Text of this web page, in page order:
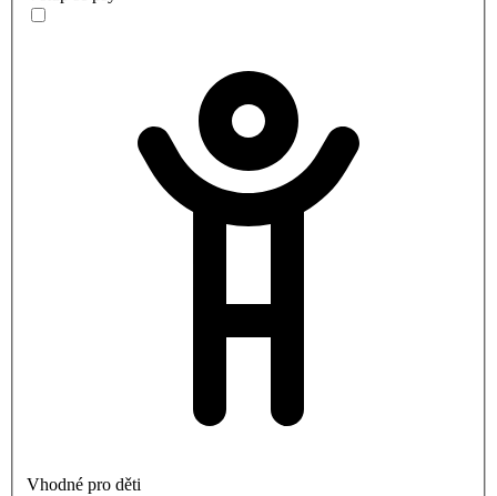
Vhodné pro děti